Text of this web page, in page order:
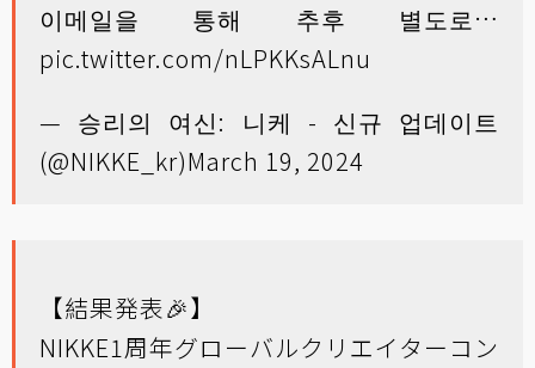
이메일을 통해 추후 별도로…
pic.twitter.com/nLPKKsALnu
— 승리의 여신: 니케 - 신규 업데이트
(@NIKKE_kr)March 19, 2024
【結果発表🎉】
NIKKE1周年グローバルクリエイターコン